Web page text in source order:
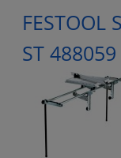
FESTOOL
ST 488059